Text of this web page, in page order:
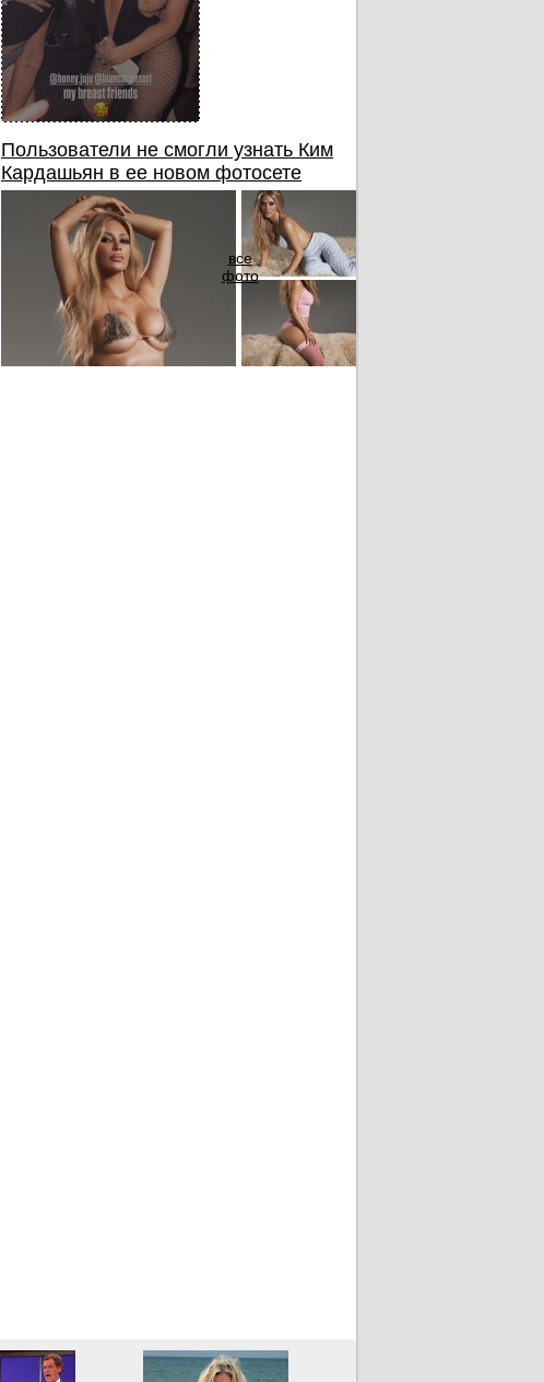
Пользователи не смогли узнать Ким
Кардашьян в ее новом фотосете
все
фото